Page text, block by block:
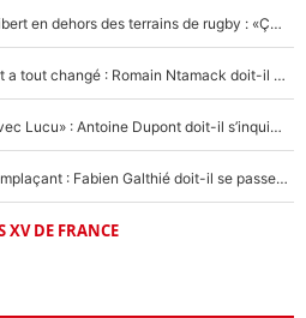
La raison d'être de Matthieu Jalibert en dehors des terrains de rugby : «Ça m'atteint autant que si tu touches à un membre de ma famille»
XV de France - Matthieu Jalibert a tout changé : Romain Ntamack doit-il s’inquiéter pour sa place à un an de la Coupe du monde ?
«Le XV de France est meilleur avec Lucu» : Antoine Dupont doit-il s’inquiéter pour sa place ?
Le XV de France a trouvé son remplaçant : Fabien Galthié doit-il se passer d'Antoine Dupont ?
XV DE FRANCE